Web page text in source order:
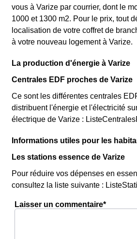
vous à Varize par courrier, dont le
1000 et 1300 m2. Pour le prix, tout
localisation de votre coffret de
à votre nouveau logement à Varize.
La production d'énergie à Varize
Centrales EDF proches de Varize
Ce sont les différentes centrales
distribuent l'énergie et l'électricité
électrique de Varize :
Informations utiles pour les
Les stations essence de Varize
Pour réduire vos dépenses en
consultez la liste suivante :
Laisser un commentaire*